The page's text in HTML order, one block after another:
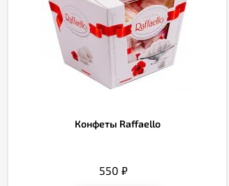
Конфеты Raffaello
550 ₽